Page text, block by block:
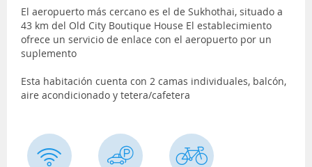
El aeropuerto más cercano es el de Sukhothai, situado a
43 km del Old City Boutique House El establecimiento
ofrece un servicio de enlace con el aeropuerto por un
suplemento
Esta habitación cuenta con 2 camas individuales, balcón,
aire acondicionado y tetera/cafetera